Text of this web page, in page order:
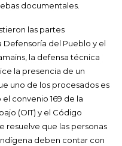
documentales.
las partes
del Pueblo y el
la defensa técnica
la presencia de un
uno de los procesados es
convenio 169 de la
(OIT) y el Código
resuelve que las personas
deben contar con